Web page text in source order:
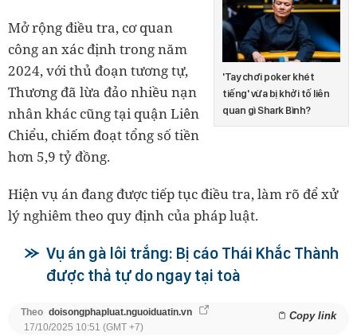
'Tay chơi poker khét
tiếng' vừa bị khởi tố liên
quan gì Shark Bình?
Mở rộng điều tra, cơ quan
công an xác định trong năm
2024, với thủ đoạn tương tự,
Thương đã lừa đảo nhiều nạn
nhân khác cũng tại quận Liên
Chiểu, chiếm đoạt tổng số tiền
hơn 5,9 tỷ đồng.
Hiện vụ án đang được tiếp tục điều tra, làm rõ để xử
lý nghiêm theo quy định của pháp luật.
Vụ án gà lôi trắng: Bị cáo Thái Khắc Thành
được thả tự do ngay tại toà
Theo doisongphapluat.nguoiduatin.vn Copy link
17/10/2025 10:51 (GMT +7)